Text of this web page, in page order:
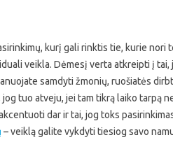
kurį gali rinktis tie, kurie
veikla. Dėmesį verta atkreipti į
samdyti žmonių, ruošiatės
jog tuo atveju, jei tam tikrą laiko tarpą
dar ir tai, jog toks
– veiklą galite vykdyti tiesiog savo